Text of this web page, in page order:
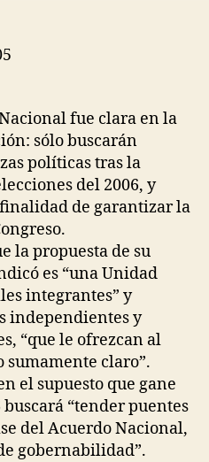
fue clara en la
sólo buscarán
políticas tras la
del 2006, y
de garantizar la
la propuesta de su
es “una Unidad
integrantes” y
independientes y
“que le ofrezcan al
claro”.
el supuesto que gane
“tender puentes
del Acuerdo Nacional,
gobernabilidad”.